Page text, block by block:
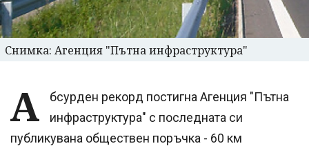
Снимка: Агенция "Пътна инфраструктура"
А
бсурден рекорд постигна Агенция "Пътна
инфраструктура" с последната си
публикувана обществен поръчка - 60 км